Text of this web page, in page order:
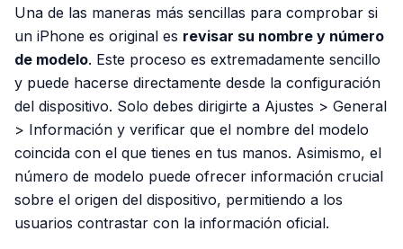
Una de las maneras más sencillas para comprobar si
un iPhone es original es revisar su nombre y número
de modelo. Este proceso es extremadamente sencillo
y puede hacerse directamente desde la configuración
del dispositivo. Solo debes dirigirte a Ajustes > General
> Información y verificar que el nombre del modelo
coincida con el que tienes en tus manos. Asimismo, el
número de modelo puede ofrecer información crucial
sobre el origen del dispositivo, permitiendo a los
usuarios contrastar con la información oficial.